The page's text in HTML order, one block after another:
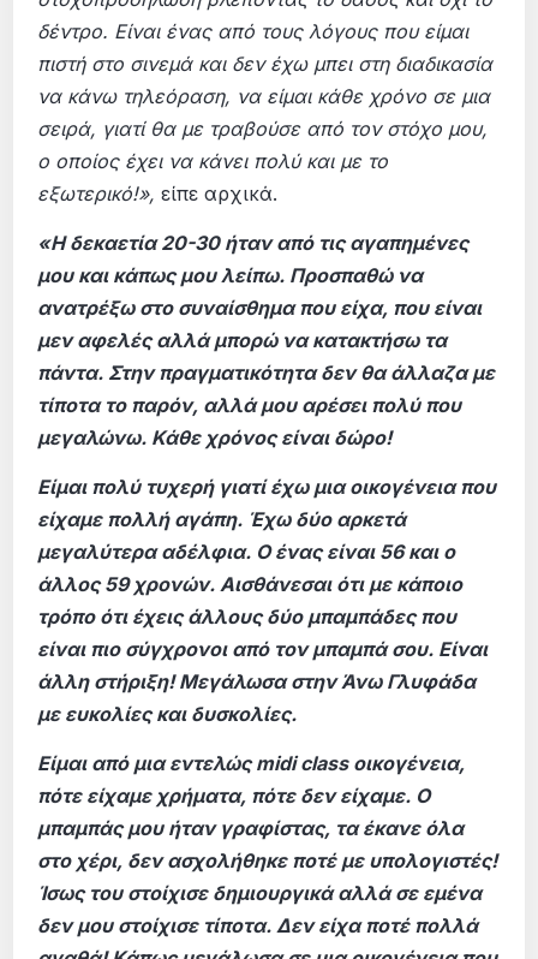
δέντρο. Είναι ένας από τους λόγους που είμαι
πιστή στο σινεμά και δεν έχω μπει στη διαδικασία
να κάνω τηλεόραση, να είμαι κάθε χρόνο σε μια
σειρά, γιατί θα με τραβούσε από τον στόχο μου,
ο οποίος έχει να κάνει πολύ και με το
εξωτερικό!», είπε αρχικά.
«Η δεκαετία 20-30 ήταν από τις αγαπημένες
μου και κάπως μου λείπω. Προσπαθώ να
ανατρέξω στο συναίσθημα που είχα, που είναι
μεν αφελές αλλά μπορώ να κατακτήσω τα
πάντα. Στην πραγματικότητα δεν θα άλλαζα με
τίποτα το παρόν, αλλά μου αρέσει πολύ που
μεγαλώνω. Κάθε χρόνος είναι δώρο!
Είμαι πολύ τυχερή γιατί έχω μια οικογένεια που
είχαμε πολλή αγάπη. Έχω δύο αρκετά
μεγαλύτερα αδέλφια. Ο ένας είναι 56 και ο
άλλος 59 χρονών. Αισθάνεσαι ότι με κάποιο
τρόπο ότι έχεις άλλους δύο μπαμπάδες που
είναι πιο σύγχρονοι από τον μπαμπά σου. Είναι
άλλη στήριξη! Μεγάλωσα στην Άνω Γλυφάδα
με ευκολίες και δυσκολίες.
Είμαι από μια εντελώς midi class οικογένεια,
πότε είχαμε χρήματα, πότε δεν είχαμε. Ο
μπαμπάς μου ήταν γραφίστας, τα έκανε όλα
στο χέρι, δεν ασχολήθηκε ποτέ με υπολογιστές!
Ίσως του στοίχισε δημιουργικά αλλά σε εμένα
δεν μου στοίχισε τίποτα. Δεν είχα ποτέ πολλά